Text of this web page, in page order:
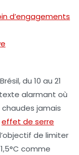
d’engagements
du 10 au 21
alarmant où
jamais
effet de serre
de limiter
1,5°C comme